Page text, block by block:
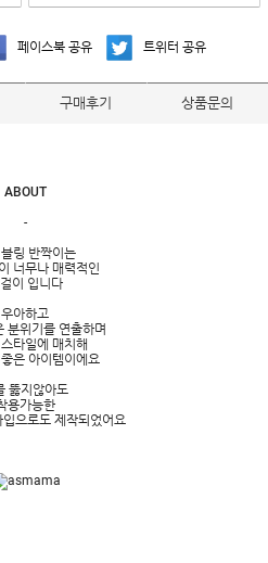
페이스북 공유 트위터 공유
구매후기 상품문의
ABOUT
-
링 반짝이는
너무나 매력적인
이 입니다
우아하고
분위기를 연출하며
타일에 매치해
은 아이템이에요
뚫지않아도
용가능한
으로도 제작되었어요